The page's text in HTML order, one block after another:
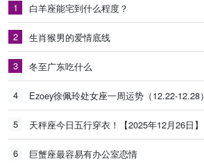
1 白羊座能宅到什么程度？
2 生肖猴男的爱情底线
3 冬至广东吃什么
4 Ezoey徐佩玲处女座一周运势（12.22-12.28）
5 天秤座今日五行穿衣！【2025年12月26日】
6 巨蟹座最容易有办公室恋情